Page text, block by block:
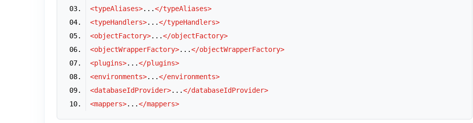
<typeAliases>...</typeAliases>
<typeHandlers>...</typeHandlers>
<objectFactory>...</objectFactory>
<objectWrapperFactory>...</objectWrapperFactory>
<plugins>...</plugins>
<environments>...</environments>
<databaseIdProvider>...</databaseIdProvider>
<mappers>...</mappers>